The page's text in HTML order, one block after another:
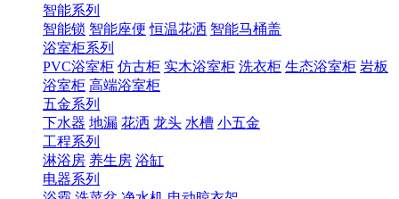
智能系列
智能锁 智能座便 恒温花洒 智能马桶盖
浴室柜系列
PVC浴室柜 仿古柜 实木浴室柜 洗衣柜 生态浴室柜 岩板
浴室柜 高端浴室柜
五金系列
下水器 地漏 花洒 龙头 水槽 小五金
工程系列
淋浴房 养生房 浴缸
电器系列